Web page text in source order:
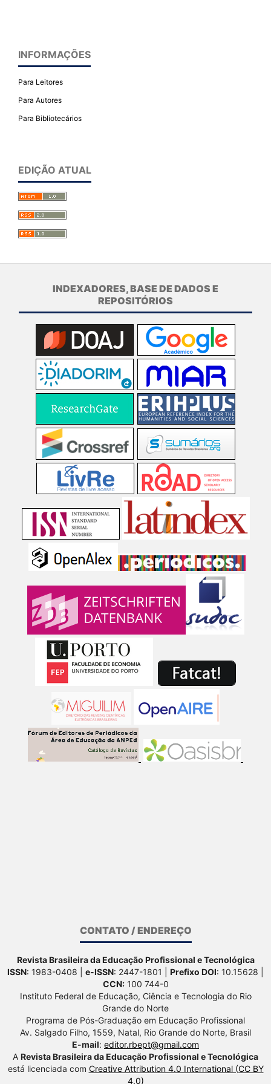
INFORMAÇÕES
Para Leitores
Para Autores
Para Bibliotecários
EDIÇÃO ATUAL
INDEXADORES, BASE DE DADOS E
REPOSITÓRIOS
CONTATO / ENDEREÇO
Revista Brasileira da Educação Profissional e Tecnológica
ISSN: 1983-0408 | e-ISSN: 2447-1801 | Prefixo DOI: 10.15628 |
CCN:100 744-0
Instituto Federal de Educação, Ciência e Tecnologia do Rio
Grande do Norte
Programa de Pós-Graduação em Educação Profissional
Av. Salgado Filho, 1559, Natal, Rio Grande do Norte, Brasil
E-mail: editor.rbept@gmail.com
A Revista Brasileira da Educação Profissional e Tecnológica
está licenciada com Creative Attribution 4.0 International (CC BY
4.0)